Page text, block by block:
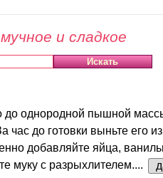
и сладкое
до однородной пышной
час до готовки выньте его из
добавляйте яйца,
муку с разрыхлителем....